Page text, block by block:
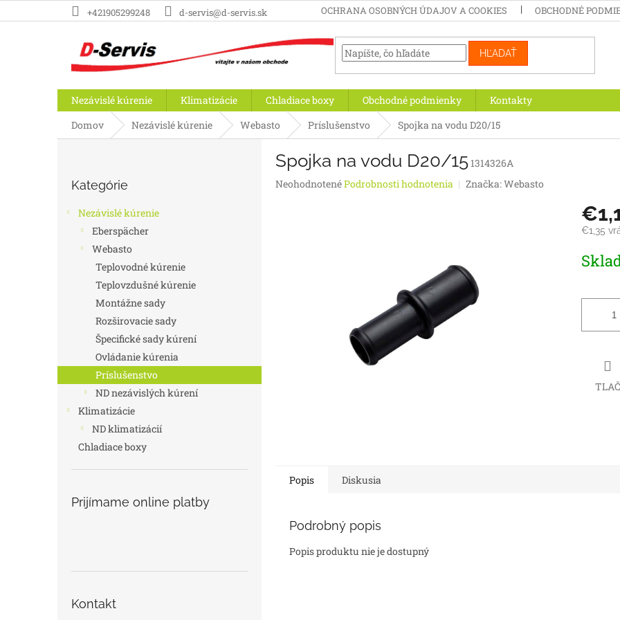
na
+421905299248 d-servis@d-servis.sk OCHRANA OSOBNÝCH ÚDAJOV A COOKIES OBCHODNÉ
HĽADAŤ
Nezávislé kúrenie Klimatizácie Chladiace boxy Obchodné podmienky
Kontakty
Domov
Nezávislé kúrenie Webasto Príslušenstvo Spojka na vodu D20/15
kategórie
Kategórie
Nezávislé kúrenie
Eberspächer
Webasto
Teplovodné kúrenie
Teplovzdušné kúrenie
Montážne sady
Rozširovacie sady
Špecifické sady kúrení
Ovládanie kúrenia
Príslušenstvo
ND nezávislých kúrení
Klimatizácie
ND klimatizácií
Chladiace boxy
Prijímame online platby
Kontakt
Spojka na vodu D20/15 1314326A
Priemerné
NeohodnotenéPodrobnosti hodnotenia Značka:Webasto
€1,35
cena:
TLAČ
Popis Diskusia
Podrobný popis
Popis produktu nie je dostupný